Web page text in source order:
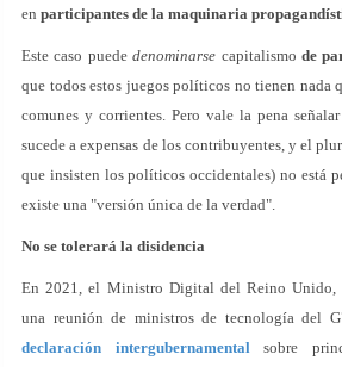
en participantes de la maquinaria
Este caso puededenominarse capitalismo de
que todos estos juegos políticos no tienen nada
comunes y corrientes. Pero vale la pena
sucede a expensas de los contribuyentes, y el
que insisten los políticos occidentales) no está
existe una "versión única de la verdad".
No se tolerará la disidencia
En 2021, el Ministro Digital del Reino Unido,
una reunión de ministros de tecnología del
declaración intergubernamental sobre